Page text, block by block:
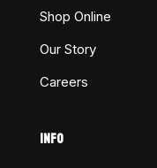
Shop Online
Our Story
Careers
INFO